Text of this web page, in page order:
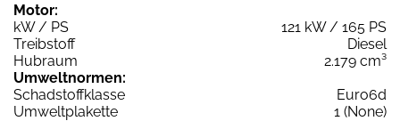
Motor:
kW / PS
121 kW / 165 PS
Treibstoff
Diesel
Hubraum
2.179 cm³
Umweltnormen:
Schadstoffklasse
Euro6d
Umweltplakette
1 (None)